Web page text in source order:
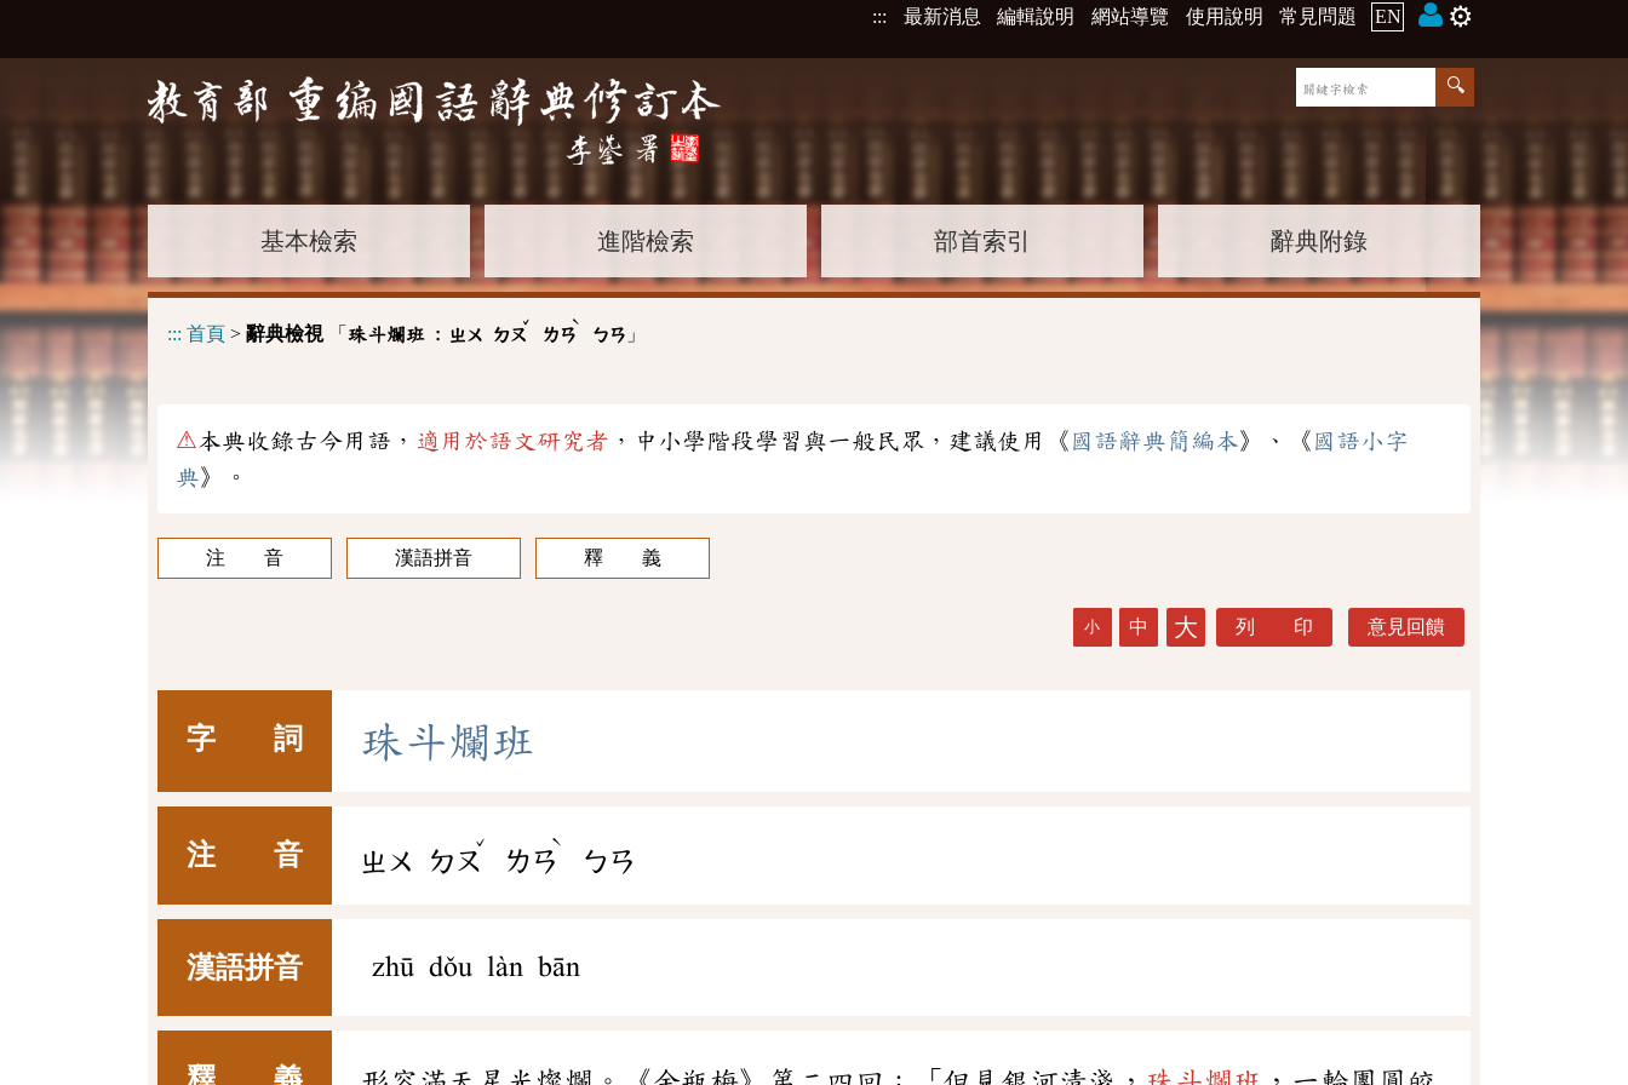
::: 最新消息 編輯說明 網站導覽 使用說明 常見問題 EN ⚙️
基本檢索 進階檢索 部首索引 辭典附錄
::: 首頁 > 辭典檢視「 珠斗爛班 : ㄓㄨ ㄉㄡ
ˇ
ㄌㄢ
ˋ
ㄅㄢ 」
⚠本典收錄古今用語， 適用於語文研究者 ，中小學階段學習與一般民眾，建議使用《 國語辭典簡編本》、《 國語小字
典》。
注 音 漢語拼音 釋 義
小 中 大 列 印 意見回饋
字 詞 珠斗爛班
注 音 ㄓㄨ ㄉㄡ
ˇ
ㄌㄢ
ˋ
ㄅㄢ
漢語拼音 zhū dǒu làn bān